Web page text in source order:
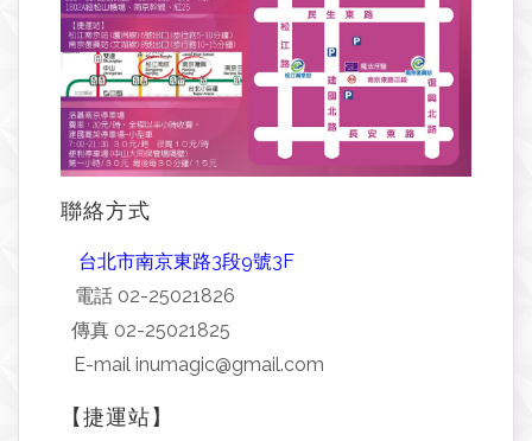
聯絡方式
台北市南京東路3段9號3F
電話 02-25021826
傳真 02-25021825
E-mail inumagic@gmail.com
【捷運站】